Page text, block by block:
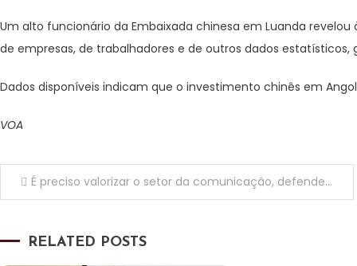
Um alto funcionário da Embaixada chinesa em Luanda
de empresas, de trabalhadores e de outros dados
Dados disponíveis indicam que o investimento chinês em
VOA
Navegação
artigos
É preciso valorizar o setor da comunicação, defendem líderes das agências
RELATED POSTS